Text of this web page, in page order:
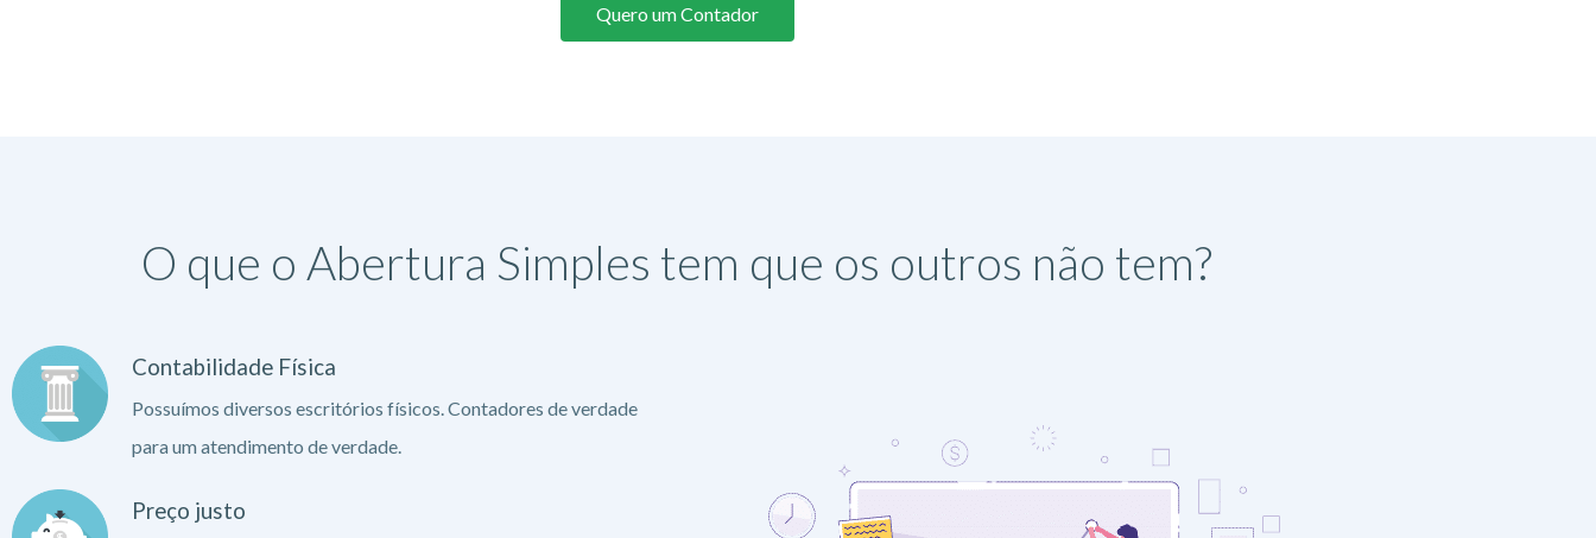
Quero um Contador
O que o Abertura Simples tem que os outros não tem?
Contabilidade Física
Possuímos diversos escritórios físicos. Contadores de verdade
para um atendimento de verdade.
Preço justo